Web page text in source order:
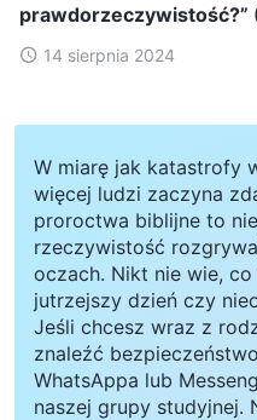
prawdorzeczywistość?”
14 sierpnia 2024
W miarę jak katastrofy
więcej ludzi zaczyna
proroctwa biblijne to
rzeczywistość
oczach. Nikt nie wie,
jutrzejszy dzień czy
Jeśli chcesz wraz z
znaleźć
WhatsAppa lub
naszej grupy studyjnej.